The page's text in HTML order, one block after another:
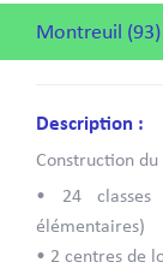
Montreuil (93)
Description :
Construction
• 24 classes
élémentaires)
• 2 centres de